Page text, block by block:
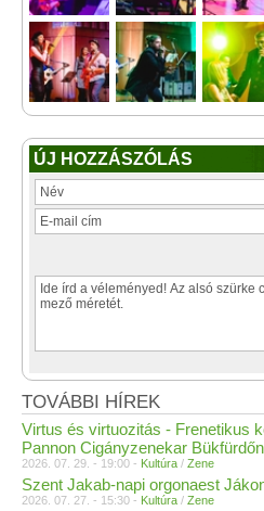
ÚJ HOZZÁSZÓLÁS
TOVÁBBI HÍREK
Virtus és virtuozitás - Frenetikus
Pannon Cigányzenekar Bükfürdőn
2026. 07. 29. - 19:00 - Kultúra / Zene
Szent Jakab-napi orgonaest
2026. 07. 27. - 15:30 - Kultúra / Zene